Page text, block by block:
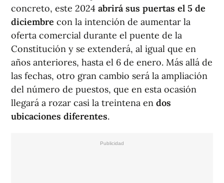
concreto, este 2024 abrirá sus puertas el 5 de
diciembre con la intención de aumentar la
oferta comercial durante el puente de la
Constitución y se extenderá, al igual que en
años anteriores, hasta el 6 de enero. Más allá de
las fechas, otro gran cambio será la ampliación
del número de puestos, que en esta ocasión
llegará a rozar casi la treintena en dos
ubicaciones diferentes.